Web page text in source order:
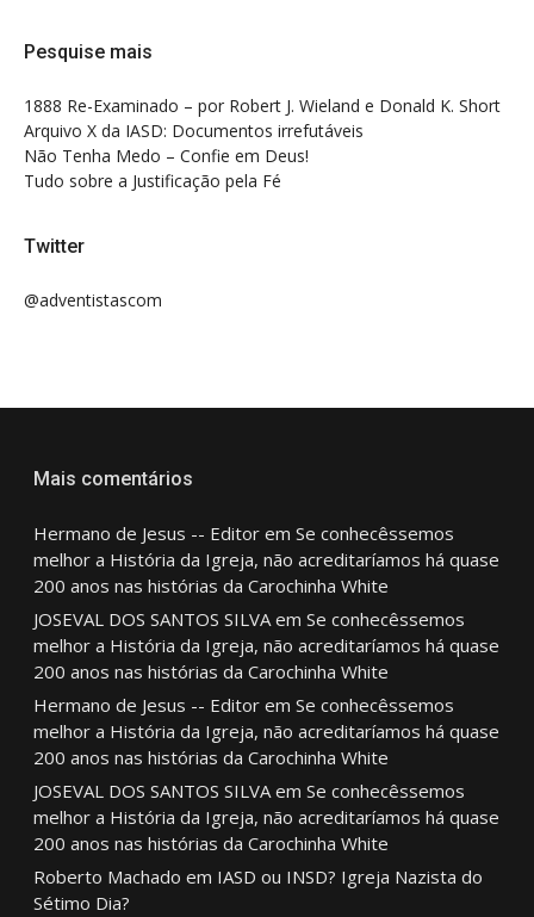
Pesquise mais
1888 Re-Examinado – por Robert J. Wieland e Donald K. Short
Arquivo X da IASD: Documentos irrefutáveis
Não Tenha Medo – Confie em Deus!
Tudo sobre a Justificação pela Fé
Twitter
@adventistascom
Mais comentários
Hermano de Jesus -- Editorem Se conhecêssemos
melhor a História da Igreja, não acreditaríamos há quase
200 anos nas histórias da Carochinha White
JOSEVAL DOS SANTOS SILVAem Se conhecêssemos
melhor a História da Igreja, não acreditaríamos há quase
200 anos nas histórias da Carochinha White
Hermano de Jesus -- Editorem Se conhecêssemos
melhor a História da Igreja, não acreditaríamos há quase
200 anos nas histórias da Carochinha White
JOSEVAL DOS SANTOS SILVAem Se conhecêssemos
melhor a História da Igreja, não acreditaríamos há quase
200 anos nas histórias da Carochinha White
Roberto Machado em IASD ou INSD? Igreja Nazista do
Sétimo Dia?